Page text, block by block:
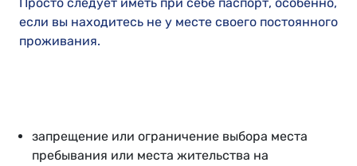
если вы находитесь не у месте своего постоянного
проживания.
запрещение или ограничение выбора места
пребывания или места жительства на